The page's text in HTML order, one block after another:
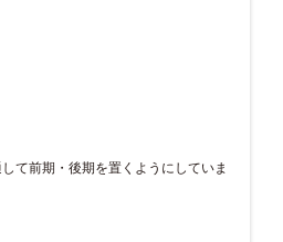
て前期・後期を置くようにしていま